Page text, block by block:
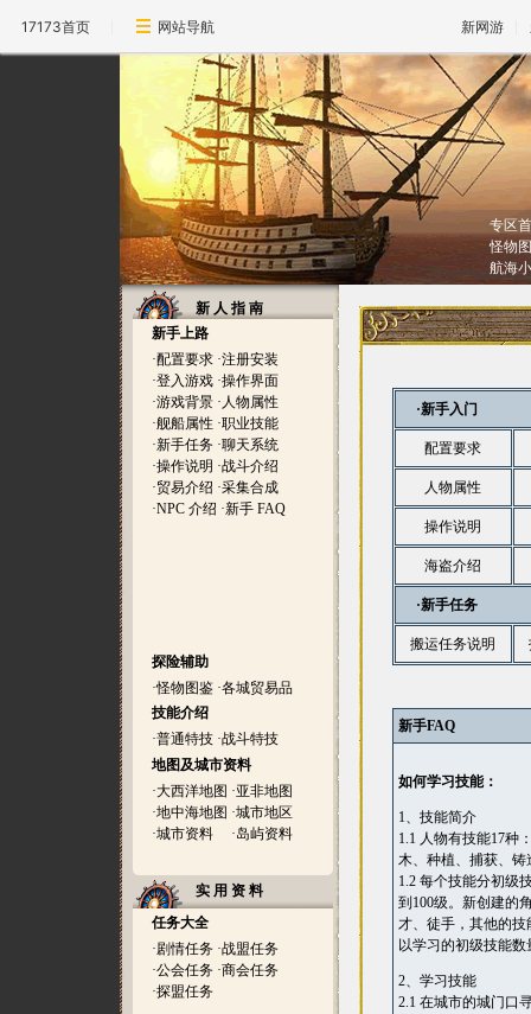
17173首页 网站导航 新网游
专区
怪物
航海
新 人 指 南
新手上路
·配置要求 ·注册安装
·登入游戏 ·操作界面
·游戏背景 · 人物属性
·舰船属性 ·职业技能
·新手任务 ·聊天系统
·操作说明 ·战斗介绍
·贸易介绍 ·采集合成
·NPC 介绍 ·新手 FAQ
探险辅助
·怪物图鉴 ·各城贸易品
技能介绍
·普通特技 ·战斗特技
地图及城市资料
·大西洋地图 ·亚非地图
·地中海地图 ·城市地区
·城市资料 ·岛屿资料
实 用 资 料
任务大全
·剧情任务 ·战盟任务
·公会任务 ·商会任务
·探盟任务
·新手入门
配置要求
人物属性
操作说明
海盗介绍
·新手任务
搬运任务说明
新手FAQ
如何学习技能：
1、技能简介
1.1 人物有技能17种
木、种植、捕获、
1.2 每个技能分初级
到100级。新创建的
才、徒手，其他的
以学习的初级技能
2、学习技能
2.1 在城市的城门口